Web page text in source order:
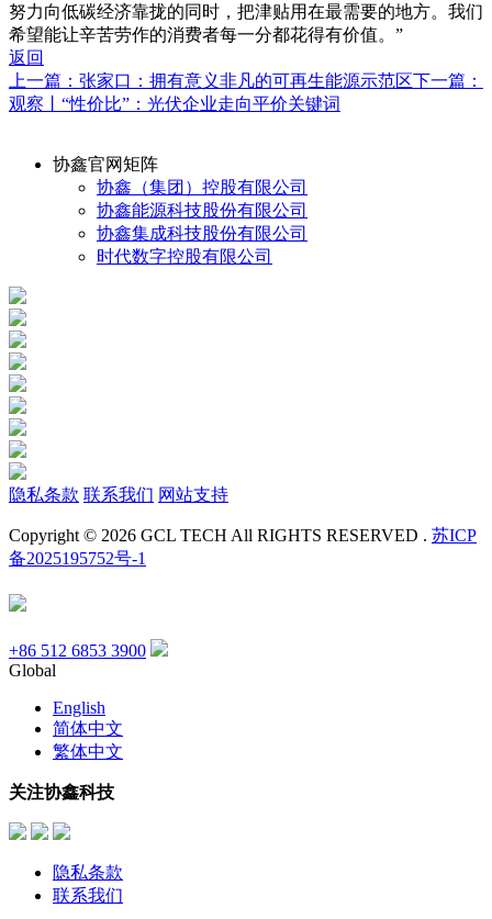
努力向低碳经济靠拢的同时，把津贴用在最需要的地方。我们
希望能让辛苦劳作的消费者每一分都花得有价值。”
返回
上一篇：张家口：拥有意义非凡的可再生能源示范区下一篇：
观察丨“性价比”：光伏企业走向平价关键词
协鑫官网矩阵
协鑫（集团）控股有限公司
协鑫能源科技股份有限公司
协鑫集成科技股份有限公司
时代数字控股有限公司
隐私条款 联系我们 网站支持
Copyright © 2026 GCL TECH All RIGHTS RESERVED . 苏ICP
备2025195752号-1
+86 512 6853 3900
Global
English
简体中文
繁体中文
关注协鑫科技
隐私条款
联系我们